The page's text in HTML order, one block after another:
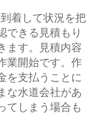
着して状況を把
できる見積もり
ます。見積内容
業開始です。作
を支払うことに
な水道会社があ
てしまう場合も